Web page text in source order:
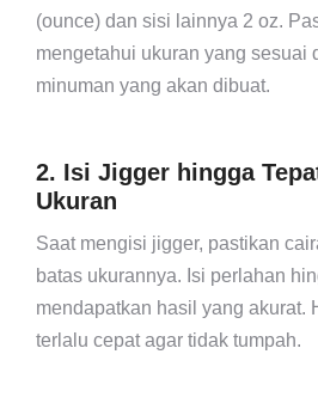
(ounce) dan sisi lainnya 2 oz.
mengetahui ukuran yang sesuai
minuman yang akan dibuat.
2. Isi Jigger hingga
Ukuran
Saat mengisi jigger, pastikan
batas ukurannya. Isi perlahan
mendapatkan hasil yang akurat.
terlalu cepat agar tidak tumpah.